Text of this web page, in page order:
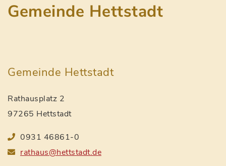
Gemeinde Hettstadt
Gemeinde Hettstadt
Rathausplatz 2
97265 Hettstadt
0931 46861-0
rathaus@hettstadt.de